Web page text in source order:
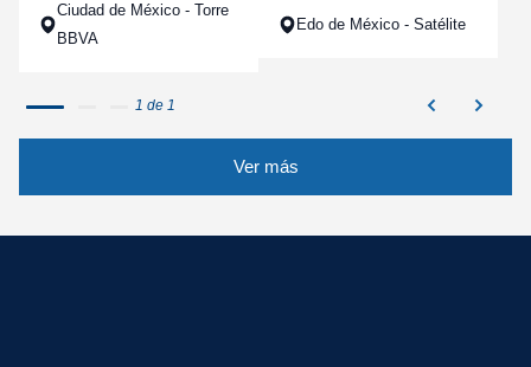
Ciudad de México - Torre
BBVA
Edo de México - Satélite
1 de 1
Ver más